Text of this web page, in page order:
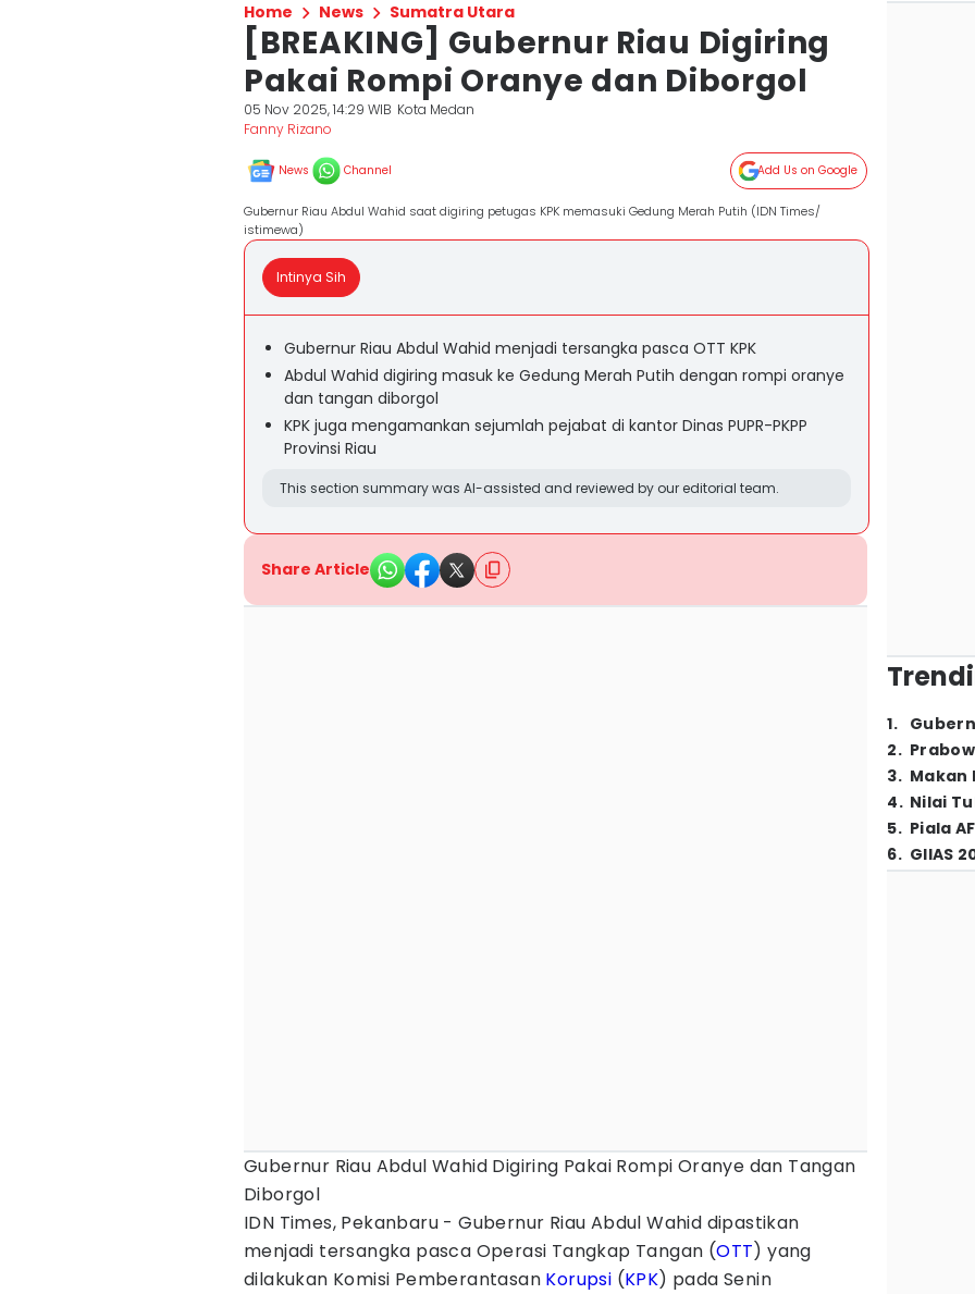
Home News Sumatra Utara
[BREAKING] Gubernur Riau Digiring
Pakai Rompi Oranye dan Diborgol
05 Nov 2025, 14:29 WIB Kota Medan
Fanny Rizano
News Channel Add Us on Google
Gubernur Riau Abdul Wahid saat digiring petugas KPK memasuki Gedung Merah Putih (IDN Times/
istimewa)
Intinya Sih
Gubernur Riau Abdul Wahid menjadi tersangka pasca OTT KPK
Abdul Wahid digiring masuk ke Gedung Merah Putih dengan rompi oranye
dan tangan diborgol
KPK juga mengamankan sejumlah pejabat di kantor Dinas PUPR-PKPP
Provinsi Riau
This section summary was AI-assisted and reviewed by our editorial team.
Share Article
Gubernur Riau Abdul Wahid Digiring Pakai Rompi Oranye dan Tangan
Diborgol
IDN Times, Pekanbaru - Gubernur Riau Abdul Wahid dipastikan
menjadi tersangka pasca Operasi Tangkap Tangan (OTT) yang
dilakukan Komisi Pemberantasan Korupsi (KPK) pada Senin
1.
2.
3. Makan
4. Nilai
5. Piala
6. GIIAS